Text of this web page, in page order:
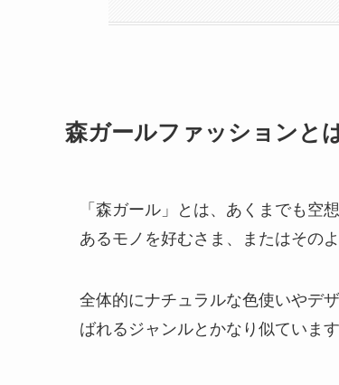
森ガールファッションと
「森ガール」とは、あくまでも空
あるモノを好むさま、またはその
全体的にナチュラルな色使いやデ
ばれるジャンルとかなり似ています